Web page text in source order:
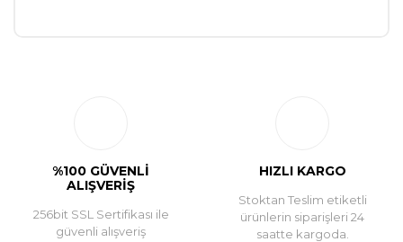
%100 GÜVENLİ
ALIŞVERİŞ
256bit SSL Sertifikası ile
güvenli alışveriş
HIZLI KARGO
Stoktan Teslim etiketli
ürünlerin siparişleri 24
saatte kargoda.